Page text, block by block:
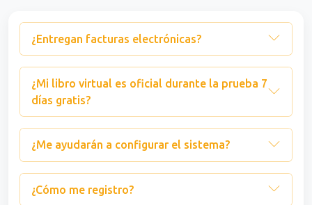
¿Entregan facturas electrónicas?
¿Mi libro virtual es oficial durante la prueba 7
días gratis?
¿Me ayudarán a configurar el sistema?
¿Cómo me registro?